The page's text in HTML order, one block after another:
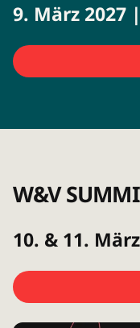
9. März 2027
W&V
10. & 11.